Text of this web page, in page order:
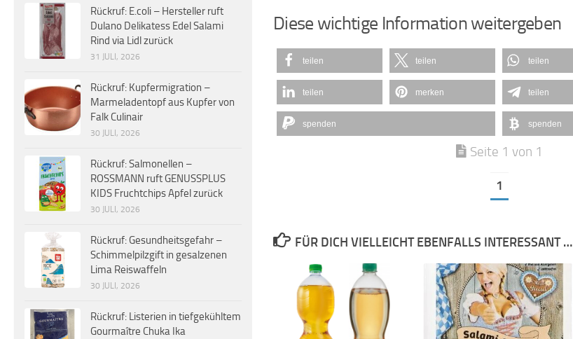
Diese wichtige Information weitergeben
teilen teilen teilen
teilen merken teilen
spenden spenden
Seite 1 von 1
1
FÜR DICH VIELLEICHT EBENFALLS INTERESSANT …
Rückruf: E.coli – Hersteller ruft
Dulano Delikatess Edel Salami
Rind via Lidl zurück
31 JULI, 2026
Rückruf: Kupfermigration –
Marmeladentopf aus Kupfer von
Falk Culinair
30 JULI, 2026
Rückruf: Salmonellen –
ROSSMANN ruft GENUSSPLUS
KIDS Fruchtchips Apfel zurück
30 JULI, 2026
Rückruf: Gesundheitsgefahr –
Schimmelpilzgift in gesalzenen
Lima Reiswaffeln
30 JULI, 2026
Rückruf: Listerien in tiefgekühltem
Gourmaître Chuka Ika